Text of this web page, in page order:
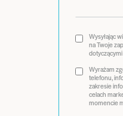
Wysyłając
na Twoje
Wyrażam
telefonu,
zakresie
celach
momencie